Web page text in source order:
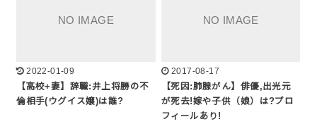
2022-01-09
【高校+妻】辞職:井上将勝の不
倫相手(ウグイス嬢)は誰?
2017-08-17
【死因:肺腺がん】俳優,出光元
が死去!嫁や子供（娘）は?プロ
フィールあり!